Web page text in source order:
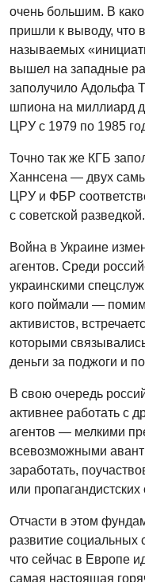
очень большим. В
пришли к выводу, что
называемых
вышел на западные
заполучило Адольфа
шпиона на миллиард
ЦРУ с 1979 по 1985
Точно так же КГБ
Ханнсена — двух
ЦРУ и ФБР
с советской разведкой.
Война в Украине
агентов. Среди
украинскими
кого поймали —
активистов,
которыми
деньги за поджоги и
В свою очередь
активнее работать с
агентов — мелкими
всевозможными
заработать,
или
Отчасти в этом
развитие социальных
что сейчас в Европе
самая настоящая